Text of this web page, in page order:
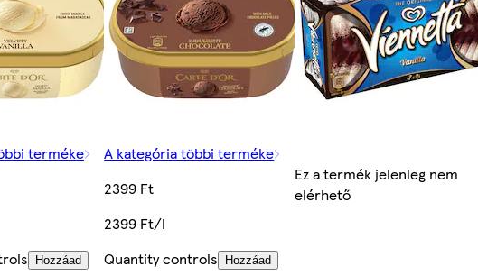
terméke
Hozzáad
A kategória többi terméke
2399 Ft
2399 Ft/l
Quantity controls
Hozzáad
Ez a termék jelenleg nem
elérhető